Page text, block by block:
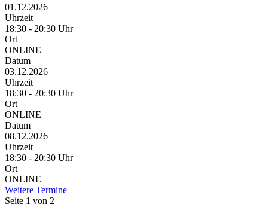
01.12.2026
Uhrzeit
18:30 - 20:30 Uhr
Ort
ONLINE
Datum
03.12.2026
Uhrzeit
18:30 - 20:30 Uhr
Ort
ONLINE
Datum
08.12.2026
Uhrzeit
18:30 - 20:30 Uhr
Ort
ONLINE
Weitere Termine
Seite 1 von 2